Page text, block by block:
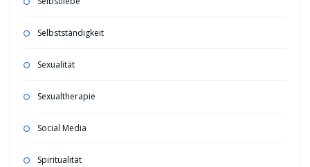
Selbstständigkeit
Sexualität
Sexualtherapie
Social Media
Spiritualität